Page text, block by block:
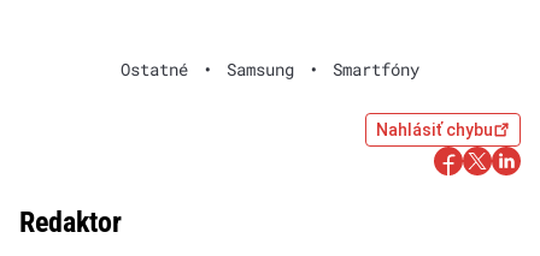
Ostatné • Samsung • Smartfóny
Nahlásiť chybu
Redaktor